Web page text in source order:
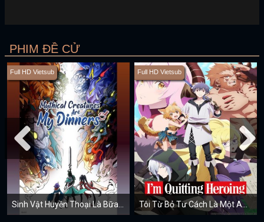
PHIM ĐỀ CỬ
Full HD Vietsub Full HD Vietsub
Tôi Từ Bỏ Tư Cách Là Một Anh Hùng